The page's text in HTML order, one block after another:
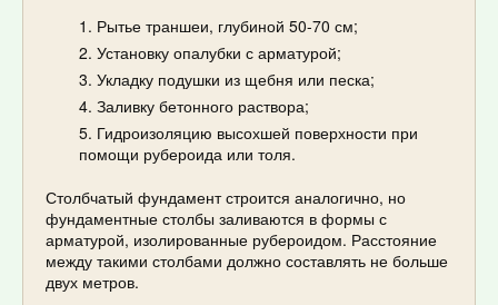
Рытье траншеи, глубиной 50-70 см;
Установку опалубки с арматурой;
Укладку подушки из щебня или песка;
Заливку бетонного раствора;
Гидроизоляцию высохшей поверхности при
помощи рубероида или толя.
Столбчатый фундамент строится аналогично, но
фундаментные столбы заливаются в формы с
арматурой, изолированные рубероидом. Расстояние
между такими столбами должно составлять не больше
двух метров.